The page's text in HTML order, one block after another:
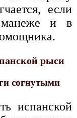
если
манеже и в
рыси
согнутыми
испанской